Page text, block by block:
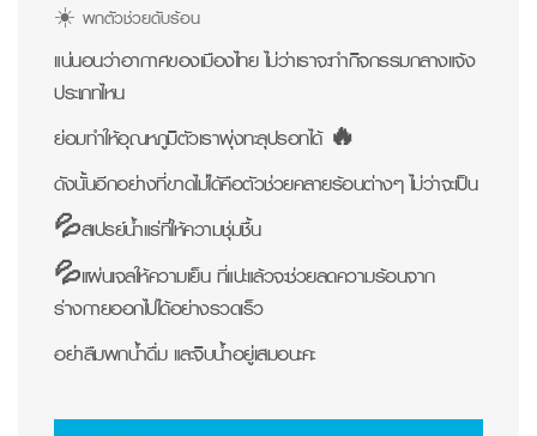
☀️ พกตัวช่วยดับร้อน
แน่นอนว่าอากาศของเมืองไทย ไม่ว่าเราจะทำกิจกรรมกลางแจ้ง
ประเภทไหน
ย่อมทำให้อุณหภูมิตัวเราพุ่งทะลุปรอทได้ 🔥
ดังนั้นอีกอย่างที่ขาดไม่ได้คือตัวช่วยคลายร้อนต่างๆ ไม่ว่าจะเป็น
💦สเปรย์น้ำแร่ที่ให้ความชุ่มชื้น
💦แผ่นเจลให้ความเย็น ที่แปะแล้วจะช่วยลดความร้อนจาก
ร่างกายออกไปได้อย่างรวดเร็ว
อย่าลืมพกน้ำดื่ม และจิบน้ำอยู่เสมอนะคะ